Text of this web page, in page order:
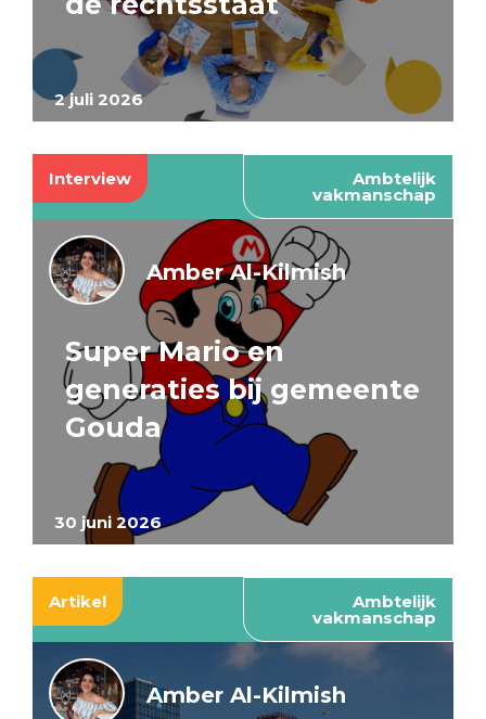
2 juli 2026
Interview Ambtelijk
vakmanschap
30 juni 2026
Amber Al-Kilmish
Super Mario en
generaties bij gemeente
Gouda
Artikel Ambtelijk
vakmanschap
Amber Al-Kilmish